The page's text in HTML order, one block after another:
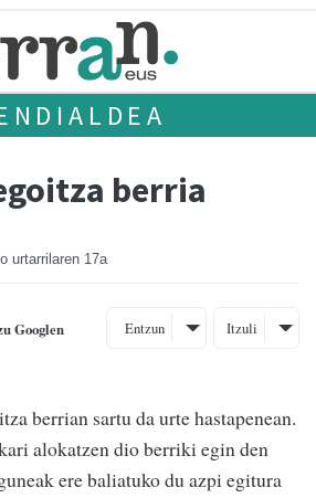
berria
urtarrilaren 17a
Googlen Entzun Itzuli
berrian sartu da urte hastapenean.
alokatzen dio berriki egin den
ere baliatuko du azpi egitura